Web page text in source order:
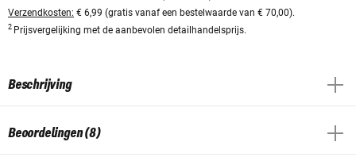
Verzendkosten: € 6,99 (gratis vanaf een bestelwaarde van € 70,00).
2 Prijsvergelijking met de aanbevolen detailhandelsprijs.
Beschrijving
Beoordelingen (8)